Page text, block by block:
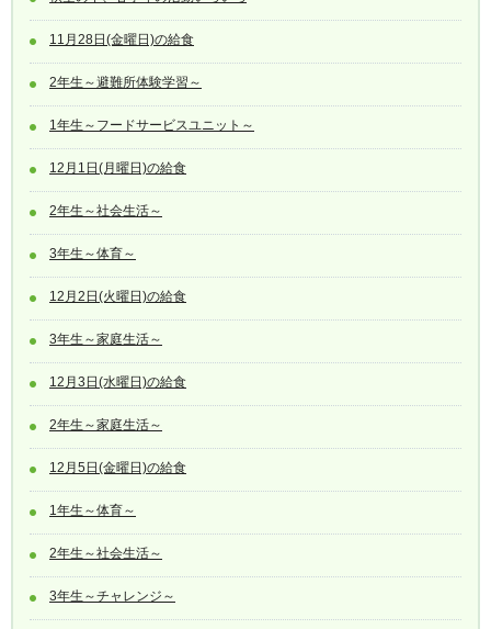
11月28日(金曜日)の給食
2年生～避難所体験学習～
1年生～フードサービスユニット～
12月1日(月曜日)の給食
2年生～社会生活～
3年生～体育～
12月2日(火曜日)の給食
3年生～家庭生活～
12月3日(水曜日)の給食
2年生～家庭生活～
12月5日(金曜日)の給食
1年生～体育～
2年生～社会生活～
3年生～チャレンジ～